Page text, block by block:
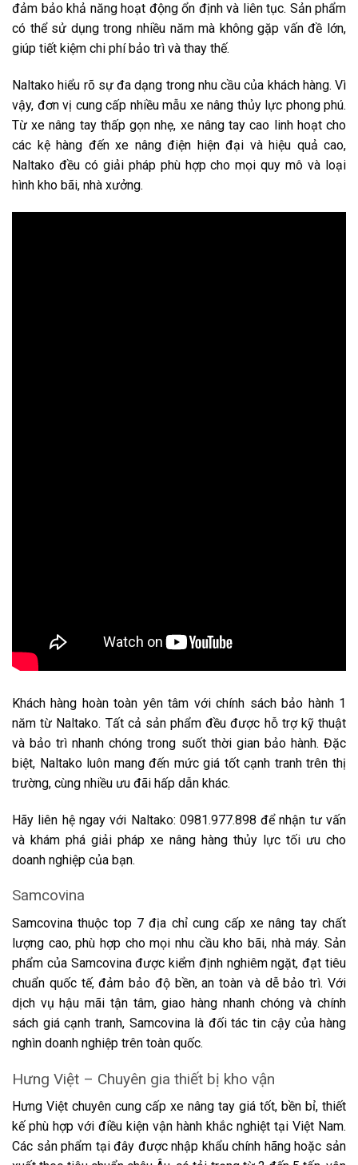
đảm bảo khả năng hoạt động ổn định và liên tục. Sản phẩm
có thể sử dụng trong nhiều năm mà không gặp vấn đề lớn,
giúp tiết kiệm chi phí bảo trì và thay thế.
Naltako hiểu rõ sự đa dạng trong nhu cầu của khách hàng. Vì
vậy, đơn vị cung cấp nhiều mẫu xe nâng thủy lực phong phú.
Từ xe nâng tay thấp gọn nhẹ, xe nâng tay cao linh hoạt cho
các kệ hàng đến xe nâng điện hiện đại và hiệu quả cao,
Naltako đều có giải pháp phù hợp cho mọi quy mô và loại
hình kho bãi, nhà xưởng.
Khách hàng hoàn toàn yên tâm với chính sách bảo hành 1
năm từ Naltako. Tất cả sản phẩm đều được hỗ trợ kỹ thuật
và bảo trì nhanh chóng trong suốt thời gian bảo hành. Đặc
biệt, Naltako luôn mang đến mức giá tốt cạnh tranh trên thị
trường, cùng nhiều ưu đãi hấp dẫn khác.
Hãy liên hệ ngay với Naltako: 0981.977.898 để nhận tư vấn
và khám phá giải pháp xe nâng hàng thủy lực tối ưu cho
doanh nghiệp của bạn.
Samcovina
Samcovina thuộc top 7 địa chỉ cung cấp xe nâng tay chất
lượng cao, phù hợp cho mọi nhu cầu kho bãi, nhà máy. Sản
phẩm của Samcovina được kiểm định nghiêm ngặt, đạt tiêu
chuẩn quốc tế, đảm bảo độ bền, an toàn và dễ bảo trì. Với
dịch vụ hậu mãi tận tâm, giao hàng nhanh chóng và chính
sách giá cạnh tranh, Samcovina là đối tác tin cậy của hàng
nghìn doanh nghiệp trên toàn quốc.
Hưng Việt – Chuyên gia thiết bị kho vận
Hưng Việt chuyên cung cấp xe nâng tay giá tốt, bền bỉ, thiết
kế phù hợp với điều kiện vận hành khắc nghiệt tại Việt Nam.
Các sản phẩm tại đây được nhập khẩu chính hãng hoặc sản